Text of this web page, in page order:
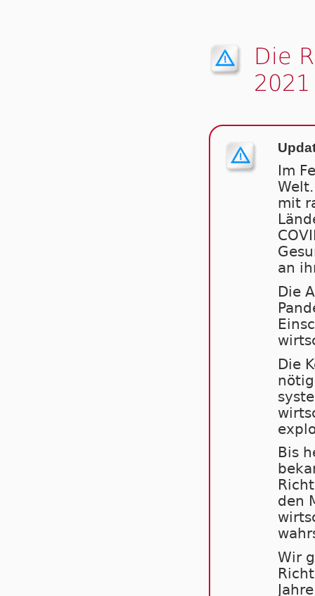
Die
2021
Im
mit
an
Die
Die
Bis
den
Wir